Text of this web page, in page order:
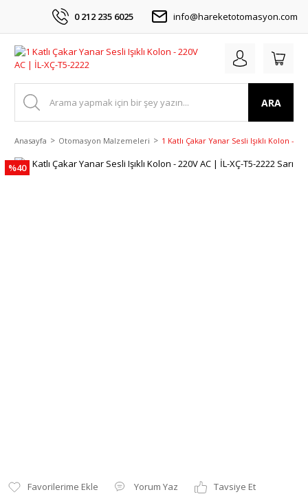
0 212 235 6025 info@hareketotomasyon.com
ARA
Anasayfa Otomasyon Malzemeleri 1 Katlı Çakar Yanar Sesli Işıklı Kolon -
%40
Yorum Yaz
Tavsiye Et